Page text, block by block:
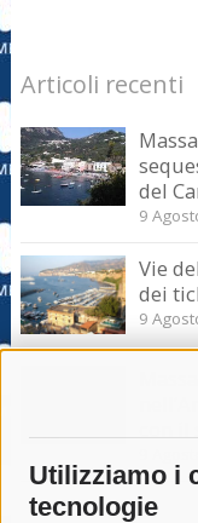
Utilizziamo i
tecnologie
Articoli recenti
del
9
Vie
dei
9